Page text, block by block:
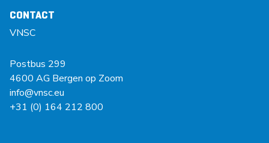
CONTACT
VNSC
Postbus 299
4600 AG Bergen op Zoom
info@vnsc.eu
+31 (0) 164 212 800